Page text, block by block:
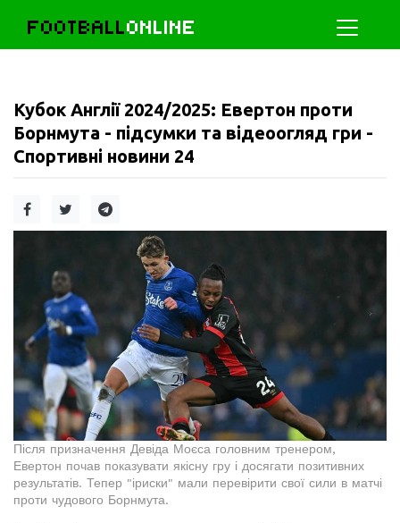
FOOTBALLONLINE
Кубок Англії 2024/2025: Евертон проти
Борнмута - підсумки та відеоогляд гри -
Спортивні новини 24
Після призначення Девіда Моєса головним тренером,
Евертон почав показувати якісну гру і досягати позитивних
результатів. Тепер "іриски" мали перевірити свої сили в матчі
проти чудового Борнмута.